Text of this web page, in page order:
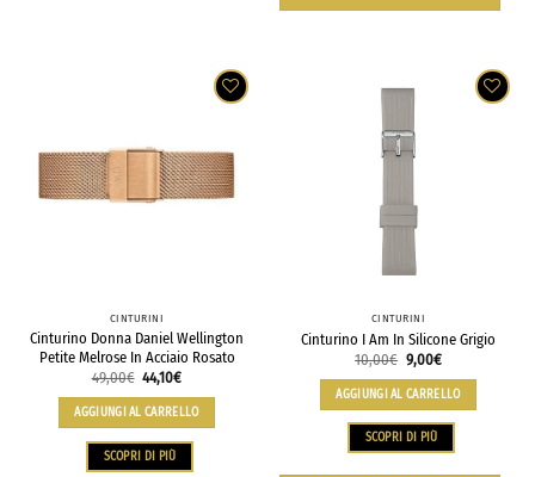
CINTURINI
Cinturino Donna Daniel Wellington
Petite Melrose In Acciaio Rosato
49,00€ 44,10€
AGGIUNGI AL CARRELLO
SCOPRI DI PIÙ
CINTURINI
Cinturino I Am In Silicone Grigio
10,00€ 9,00€
AGGIUNGI AL CARRELLO
SCOPRI DI PIÙ